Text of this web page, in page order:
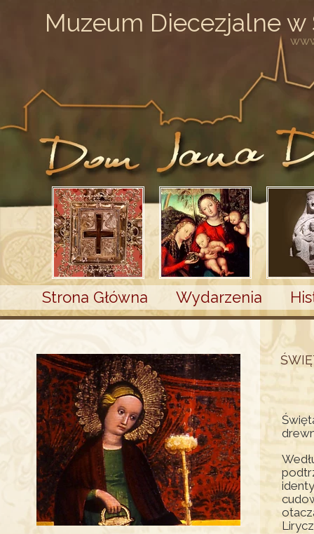
Strona Główna Wydarzenia
Muzeum Diecezjalne